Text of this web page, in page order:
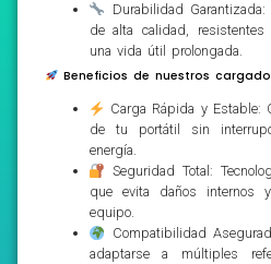
Durabilidad
de alta calidad,
una vida útil prolongada.
Beneficios de nuestros
Carga Rápida y Estable:
de tu portátil sin
energía.
Seguridad Total:
que evita daños internos
equipo.
Compatibilidad
adaptarse a múltiples